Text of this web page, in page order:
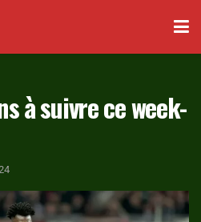
à suivre ce week-